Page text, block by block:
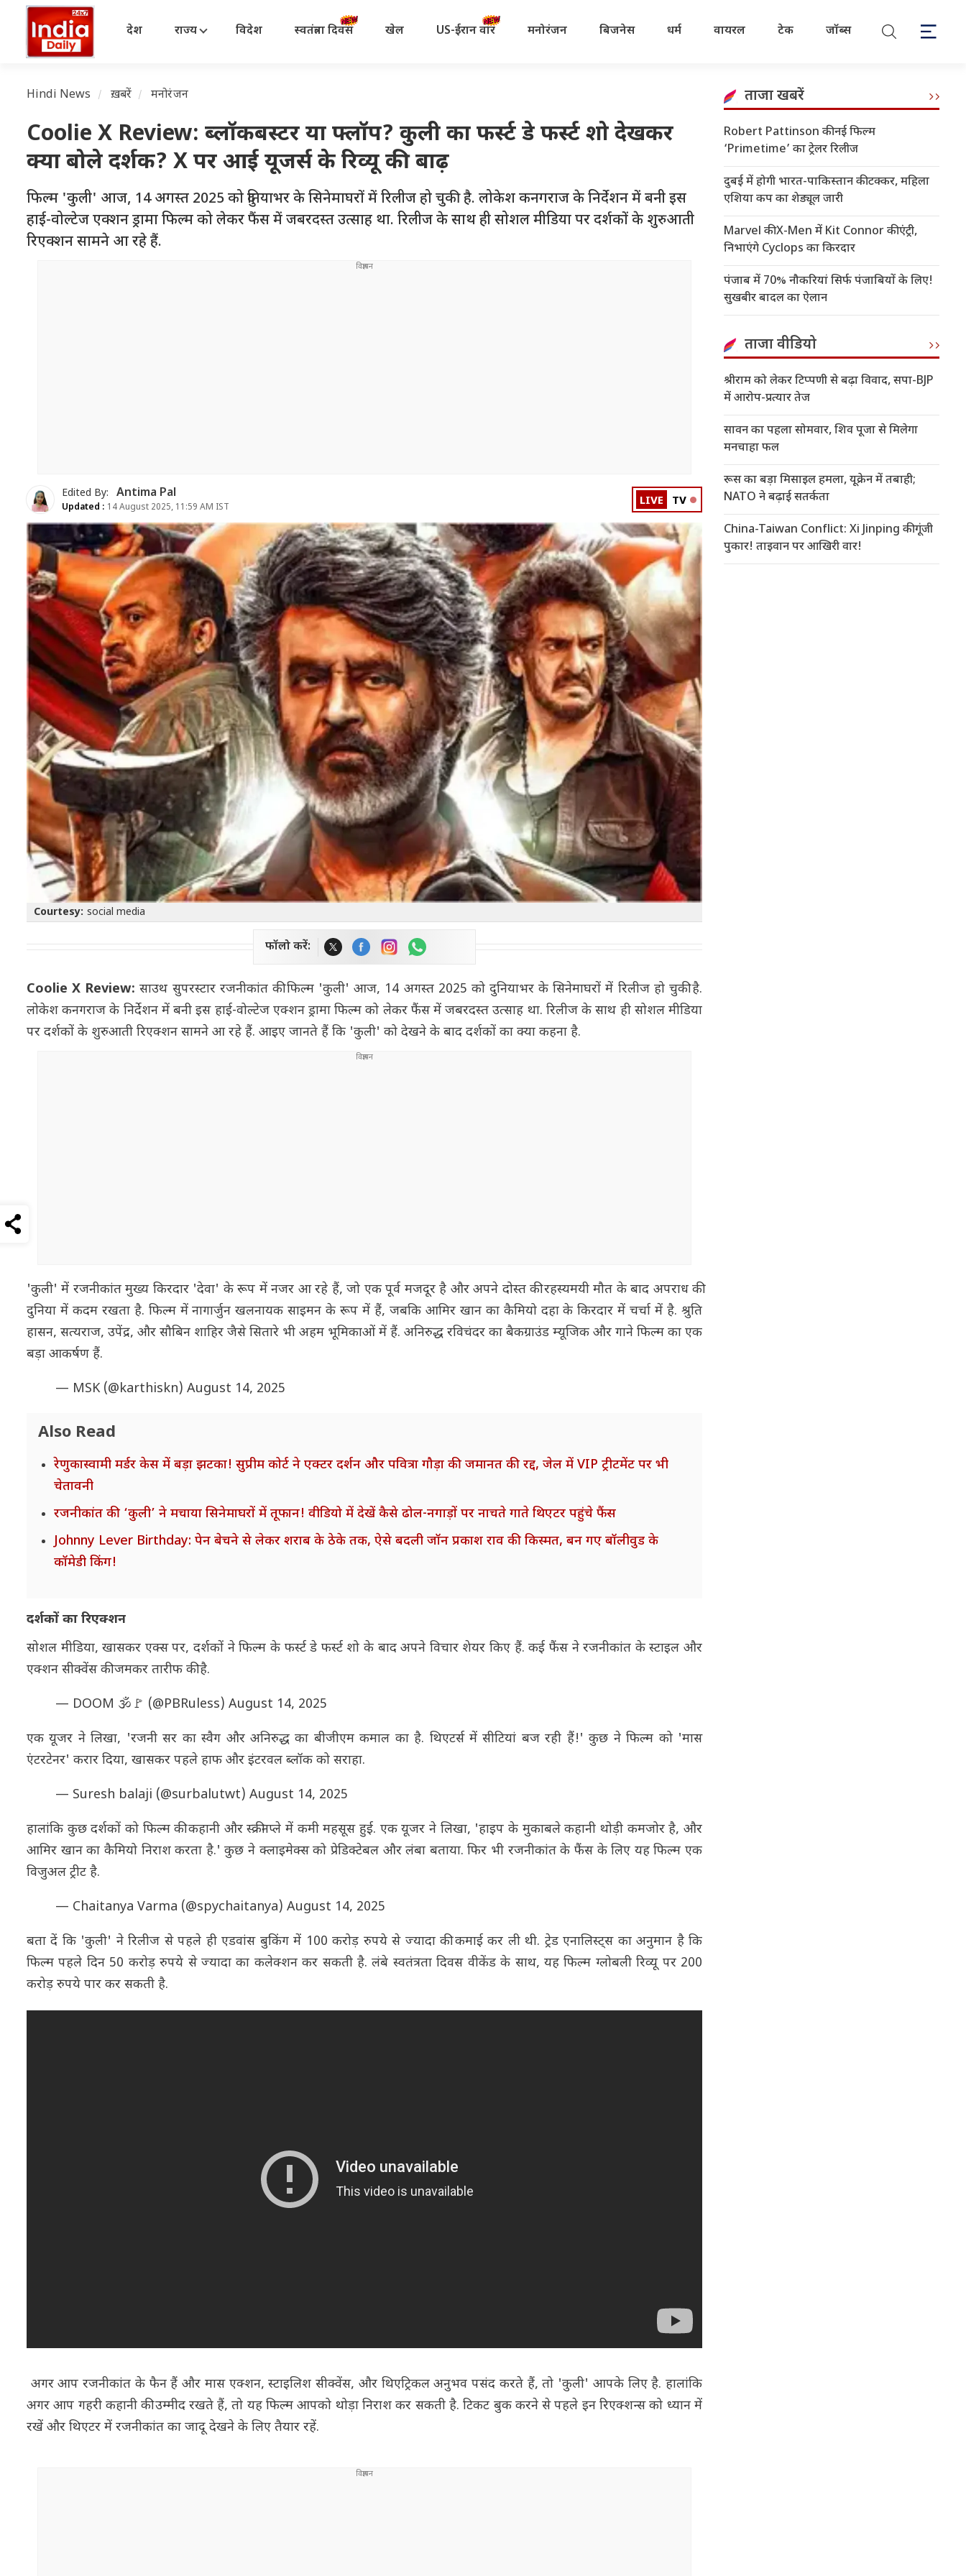
देश राज्य विदेश स्वतंत्रता दिवस खेल US-ईरान वॉर मनोरंजन बिजनेस धर्म वायरल टेक जॉब्स
Hindi News ख़बरें मनोरंजन
Coolie X Review: ब्लॉकबस्टर या फ्लॉप? कुली का फर्स्ट डे फर्स्ट शो देखकर
क्या बोले दर्शक? X पर आई यूजर्स के रिव्यू की बाढ़
फिल्म 'कुली' आज, 14 अगस्त 2025 को दुनियाभर के सिनेमाघरों में रिलीज हो चुकी है. लोकेश कनगराज के निर्देशन में बनी इस
हाई-वोल्टेज एक्शन ड्रामा फिल्म को लेकर फैंस में जबरदस्त उत्साह था. रिलीज के साथ ही सोशल मीडिया पर दर्शकों के शुरुआती
रिएक्शन सामने आ रहे हैं.
Edited By: Antima Pal
Updated : 14 August 2025, 11:59 AM IST LIVE TV
Courtesy: social media
फॉलो करें:
Coolie X Review:साउथ सुपरस्टार रजनीकांत की फिल्म 'कुली' आज, 14 अगस्त 2025 को दुनियाभर के सिनेमाघरों में रिलीज हो चुकी है.
लोकेश कनगराज के निर्देशन में बनी इस हाई-वोल्टेज एक्शन ड्रामा फिल्म को लेकर फैंस में जबरदस्त उत्साह था. रिलीज के साथ ही सोशल मीडिया
पर दर्शकों के शुरुआती रिएक्शन सामने आ रहे हैं. आइए जानते हैं कि 'कुली' को देखने के बाद दर्शकों का क्या कहना है.
'कुली' में रजनीकांत मुख्य किरदार 'देवा' के रूप में नजर आ रहे हैं, जो एक पूर्व मजदूर है और अपने दोस्त की रहस्यमयी मौत के बाद अपराध की
दुनिया में कदम रखता है. फिल्म में नागार्जुन खलनायक साइमन के रूप में हैं, जबकि आमिर खान का कैमियो दहा के किरदार में चर्चा में है. श्रुति
हासन, सत्यराज, उपेंद्र, और सौबिन शाहिर जैसे सितारे भी अहम भूमिकाओं में हैं. अनिरुद्ध रविचंदर का बैकग्राउंड म्यूजिक और गाने फिल्म का एक
बड़ा आकर्षण हैं.
— MSK (@karthiskn) August 14, 2025
Also Read
रेणुकास्वामी मर्डर केस में बड़ा झटका! सुप्रीम कोर्ट ने एक्टर दर्शन और पवित्रा गौड़ा की जमानत की रद्द, जेल में VIP ट्रीटमेंट पर भी
चेतावनी
रजनीकांत की ‘कुली’ ने मचाया सिनेमाघरों में तूफान! वीडियो में देखें कैसे ढोल-नगाड़ों पर नाचते गाते थिएटर पहुंचे फैंस
Johnny Lever Birthday: पेन बेचने से लेकर शराब के ठेके तक, ऐसे बदली जॉन प्रकाश राव की किस्मत, बन गए बॉलीवुड के
कॉमेडी किंग!
दर्शकों का रिएक्शन
सोशल मीडिया, खासकर एक्स पर, दर्शकों ने फिल्म के फर्स्ट डे फर्स्ट शो के बाद अपने विचार शेयर किए हैं. कई फैंस ने रजनीकांत के स्टाइल और
एक्शन सीक्वेंस की जमकर तारीफ की है.
— DOOM 🕉️🚩 (@PBRuless) August 14, 2025
एक यूजर ने लिखा, 'रजनी सर का स्वैग और अनिरुद्ध का बीजीएम कमाल का है. थिएटर्स में सीटियां बज रही हैं!' कुछ ने फिल्म को 'मास
एंटरटेनर' करार दिया, खासकर पहले हाफ और इंटरवल ब्लॉक को सराहा.
— Suresh balaji (@surbalutwt) August 14, 2025
हालांकि कुछ दर्शकों को फिल्म की कहानी और स्क्रीनप्ले में कमी महसूस हुई. एक यूजर ने लिखा, 'हाइप के मुकाबले कहानी थोड़ी कमजोर है, और
आमिर खान का कैमियो निराश करता है.' कुछ ने क्लाइमेक्स को प्रेडिक्टेबल और लंबा बताया. फिर भी रजनीकांत के फैंस के लिए यह फिल्म एक
विजुअल ट्रीट है.
— Chaitanya Varma (@spychaitanya) August 14, 2025
बता दें कि 'कुली' ने रिलीज से पहले ही एडवांस बुकिंग में 100 करोड़ रुपये से ज्यादा की कमाई कर ली थी. ट्रेड एनालिस्ट्स का अनुमान है कि
फिल्म पहले दिन 50 करोड़ रुपये से ज्यादा का कलेक्शन कर सकती है. लंबे स्वतंत्रता दिवस वीकेंड के साथ, यह फिल्म ग्लोबली रिव्यू पर 200
करोड़ रुपये पार कर सकती है.
अगर आप रजनीकांत के फैन हैं और मास एक्शन, स्टाइलिश सीक्वेंस, और थिएट्रिकल अनुभव पसंद करते हैं, तो 'कुली' आपके लिए है. हालांकि
अगर आप गहरी कहानी की उम्मीद रखते हैं, तो यह फिल्म आपको थोड़ा निराश कर सकती है. टिकट बुक करने से पहले इन रिएक्शन्स को ध्यान में
रखें और थिएटर में रजनीकांत का जादू देखने के लिए तैयार रहें.
ताजा खबरें
Robert Pattinson की नई फिल्म
‘Primetime’ का ट्रेलर रिलीज
दुबई में होगी भारत-पाकिस्तान की टक्कर, महिला
एशिया कप का शेड्यूल जारी
Marvel की X-Men में Kit Connor की एंट्री,
निभाएंगे Cyclops का किरदार
पंजाब में 70% नौकरियां सिर्फ पंजाबियों के लिए!
सुखबीर बादल का ऐलान
ताजा वीडियो
श्रीराम को लेकर टिप्पणी से बढ़ा विवाद, सपा-BJP
में आरोप-प्रत्यार तेज
सावन का पहला सोमवार, शिव पूजा से मिलेगा
मनचाहा फल
रूस का बड़ा मिसाइल हमला, यूक्रेन में तबाही;
NATO ने बढ़ाई सतर्कता
China-Taiwan Conflict: Xi Jinping की गूंजी
पुकार! ताइवान पर आखिरी वार!